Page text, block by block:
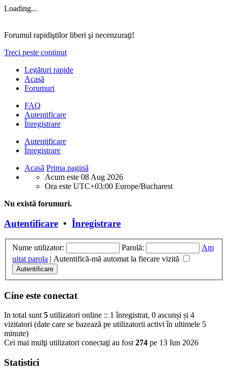
Loading...
Forumul rapidiştilor liberi şi necenzuraţi!
Treci peste conţinut
Legături rapide
Acasă
Forumuri
FAQ
Autentificare
Înregistrare
Autentificare
Înregistrare
Acasă Prima pagină
Acum este 08 Aug 2026
Ora este UTC+03:00 Europe/Bucharest
Nu există forumuri.
Autentificare • Înregistrare
Nume utilizator: Parolă:
Am
uitat parola | Autentifică-mă automat la fiecare vizită
Cine este conectat
In total sunt5 utilizatori online :: 1 înregistrat, 0 ascunși și 4
vizitatori (date care se bazează pe utilizatorii activi în ultimele 5
minute)
Cei mai mulţi utilizatori conectaţi au fost274 pe 13 Iun 2026
Statistici